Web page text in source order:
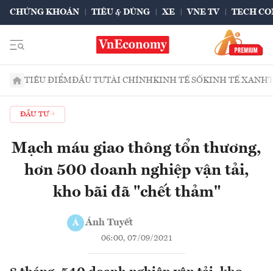
CHỨNG KHOÁN TIÊU & DÙNG XE VNE TV TECH
TIÊU ĐIỂMĐẦU TƯTÀI CHÍNHKINH TẾ SỐKINH TẾ XANH
ĐẦU TƯ
Mạch máu giao thông tổn thương,
hơn 500 doanh nghiệp vận tải,
kho bãi đã "chết thảm"
Á Ánh Tuyết
06:00, 07/09/2021